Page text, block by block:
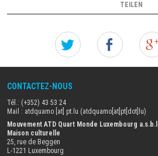
TEILEN
Twitter
CONTACTEZ-NOUS
Tél.: (+352) 43 53 24
Mail : atdquamo [at] pt. lu (atdquamo[at]pt[dot]lu)
Mouvement ATD Quart Monde Luxembourg a.s.b.l
Maison culturelle
25, rue de Beggen
L-1221 Luxembourg